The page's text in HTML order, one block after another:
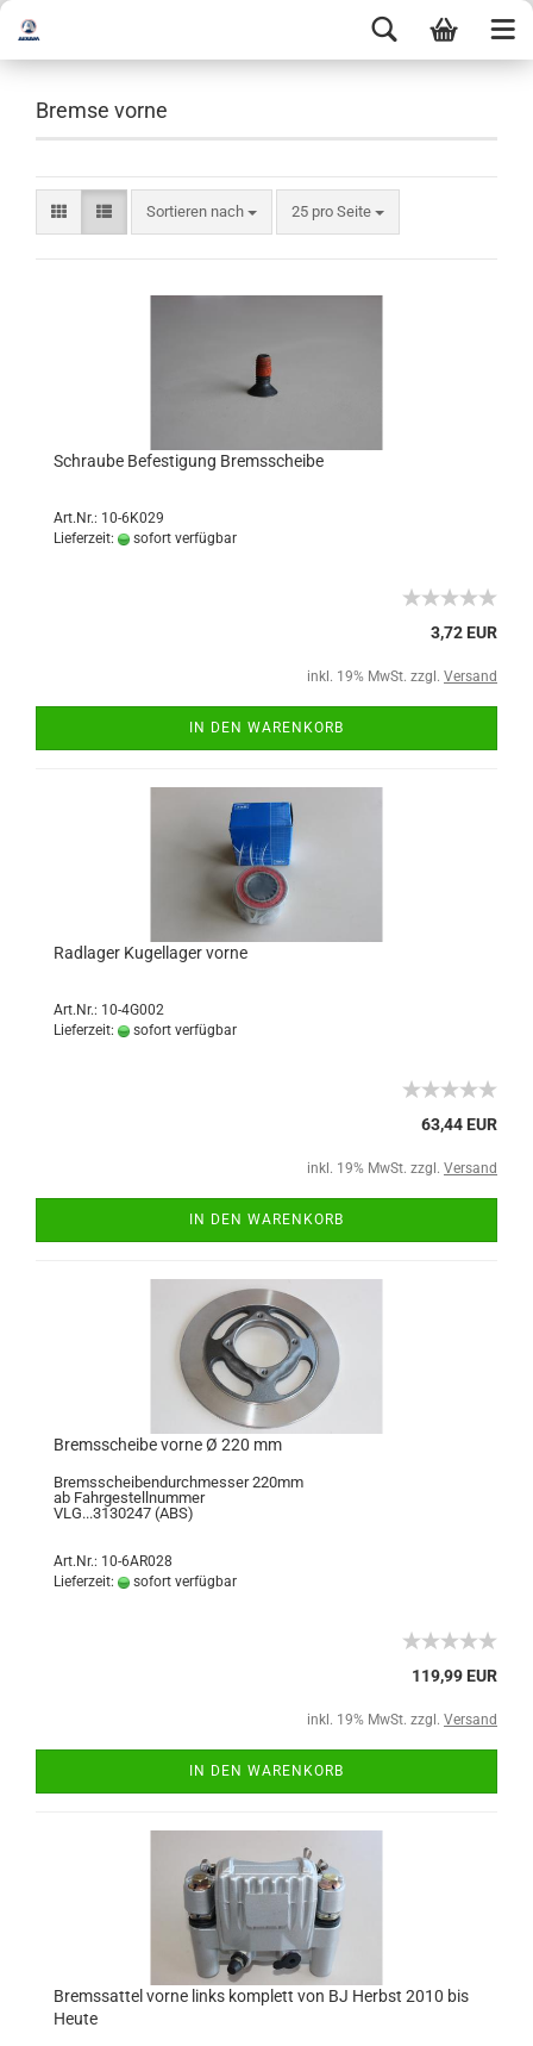
Bremse vorne
Sortieren nach 25 pro Seite
Schraube Befestigung Bremsscheibe
Art.Nr.: 10-6K029
Lieferzeit:
sofort verfügbar
3,72 EUR
inkl. 19% MwSt. zzgl. Versand
IN DEN WARENKORB
Radlager Kugellager vorne
Art.Nr.: 10-4G002
Lieferzeit:
sofort verfügbar
63,44 EUR
inkl. 19% MwSt. zzgl. Versand
IN DEN WARENKORB
Bremsscheibe vorne Ø 220 mm
Bremsscheibendurchmesser 220mm
ab Fahrgestellnummer
VLG...3130247 (ABS)
Art.Nr.: 10-6AR028
Lieferzeit:
sofort verfügbar
119,99 EUR
inkl. 19% MwSt. zzgl. Versand
IN DEN WARENKORB
Bremssattel vorne links komplett von BJ Herbst 2010 bis
Heute